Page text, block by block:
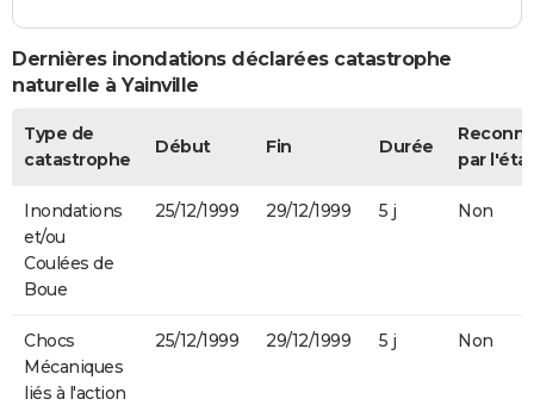
Dernières inondations déclarées catastrophe
naturelle à Yainville
Type de
catastrophe
Début Fin Durée
par l'état
Inondations
et/ou
Coulées de
Boue
25/12/1999 29/12/1999 5 j Non
Chocs
Mécaniques
liés à l'action
25/12/1999 29/12/1999 5 j Non